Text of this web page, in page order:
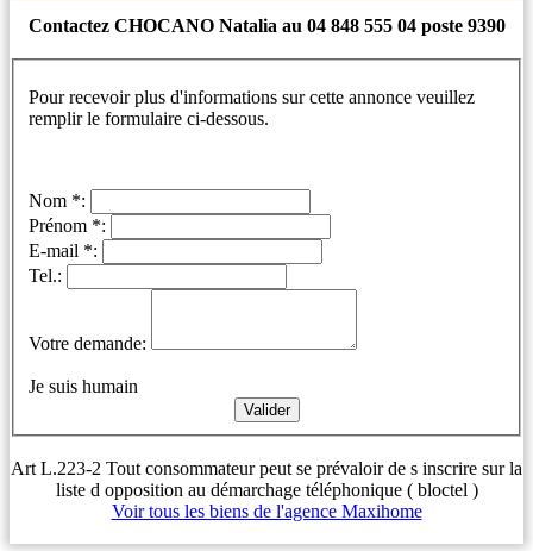
Contactez CHOCANO Natalia au 04 848 555 04 poste 9390
Pour recevoir plus d'informations sur cette annonce veuillez
remplir le formulaire ci-dessous.
Nom *:
Prénom *:
E-mail *:
Tel.:
Votre demande:
Je suis humain
Art L.223-2 Tout consommateur peut se prévaloir de s inscrire sur la
liste d opposition au démarchage téléphonique ( bloctel )
Voir tous les biens de l'agence Maxihome